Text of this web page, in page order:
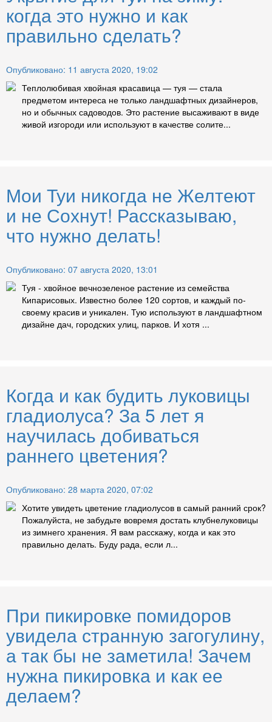
когда это нужно и как
правильно сделать?
Опубликовано: 11 августа 2020, 19:02
Теплолюбивая хвойная красавица — туя — стала
предметом интереса не только ландшафтных дизайнеров,
но и обычных садоводов. Это растение высаживают в виде
живой изгороди или используют в качестве солите...
Мои Туи никогда не Желтеют
и не Сохнут! Рассказываю,
что нужно делать!
Опубликовано: 07 августа 2020, 13:01
Туя - хвойное вечнозеленое растение из семейства
Кипарисовых. Известно более 120 сортов, и каждый по-
своему красив и уникален. Тую используют в ландшафтном
дизайне дач, городских улиц, парков. И хотя ...
Когда и как будить луковицы
гладиолуса? За 5 лет я
научилась добиваться
раннего цветения?
Опубликовано: 28 марта 2020, 07:02
Хотите увидеть цветение гладиолусов в самый ранний срок?
Пожалуйста, не забудьте вовремя достать клубнелуковицы
из зимнего хранения. Я вам расскажу, когда и как это
правильно делать. Буду рада, если л...
При пикировке помидоров
увидела странную загогулину,
а так бы не заметила! Зачем
нужна пикировка и как ее
делаем?